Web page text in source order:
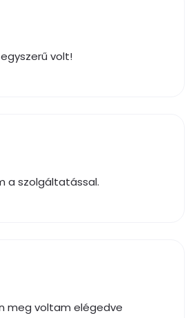
volt!
a szolgáltatással.
meg voltam elégedve